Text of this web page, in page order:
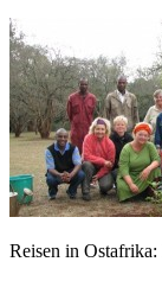
Reisen in